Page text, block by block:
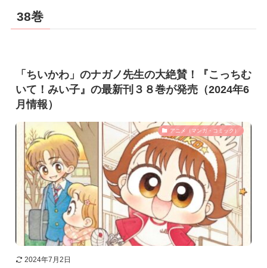
38巻
「ちいかわ」のナガノ先生の大絶賛！『こっちむ
いて！みい子』の最新刊３８巻が発売（2024年6
月情報）
アニメ（マンガ・コミック）
2024年7月2日